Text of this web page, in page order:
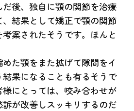
後、独自に顎の関節を治療
、結果として矯正で顎の関節
案されたそうです。ほんと
た顎をまた拡げて隙間をイ
結果になることも有るそうで
にとっては、咬み合わせが
が改善しスッキリするのだ